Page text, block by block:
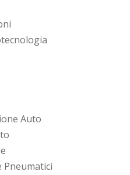
Auto
Pneumatici